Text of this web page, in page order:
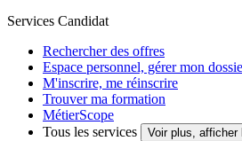
Services Candidat
Rechercher des offres
Espace personnel, gérer mon
M'inscrire, me réinscrire
Trouver ma formation
MétierScope
Tous les services
Voir plus,